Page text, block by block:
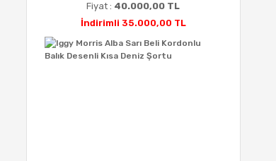
Fiyat : 40.000,00 TL
İndirimli 35.000,00 TL